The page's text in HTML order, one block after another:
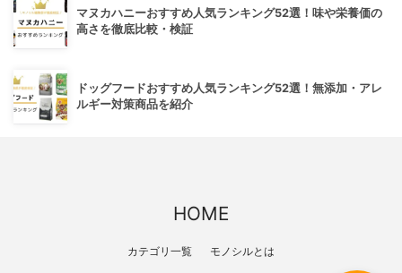
マヌカハニーおすすめ人気ランキング52選！味や栄養価の
高さを徹底比較・検証
ドッグフードおすすめ人気ランキング52選！無添加・アレ
ルギー対策商品を紹介
HOME
カテゴリ一覧 モノシルとは